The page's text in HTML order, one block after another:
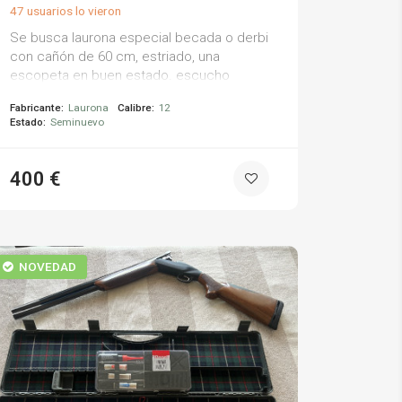
47 usuarios lo vieron
Se busca laurona especial becada o derbi
con cañón de 60 cm, estriado, una
escopeta en buen estado. escucho
Fabricante: Laurona Calibre: 12
Estado: Seminuevo
400 €
NOVEDAD